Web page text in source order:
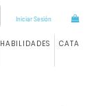
Iniciar Sesión
HABILIDADES